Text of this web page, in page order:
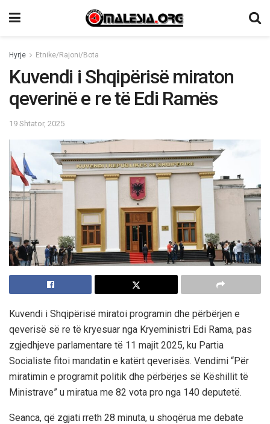
Hyrje Etnike/Rajoni/Bota
Kuvendi i Shqipërisë miraton
qeverinë e re të Edi Ramës
19 Shtator, 2025
Kuvendi i Shqipërisë miratoi programin dhe përbërjen e
qeverisë së re të kryesuar nga Kryeministri Edi Rama, pas
zgjedhjeve parlamentare të 11 majit 2025, ku Partia
Socialiste fitoi mandatin e katërt qeverisës. Vendimi “Për
miratimin e programit politik dhe përbërjes së Këshillit të
Ministrave” u miratua me 82 vota pro nga 140 deputetë.
Seanca, që zgjati rreth 28 minuta, u shoqërua me debate